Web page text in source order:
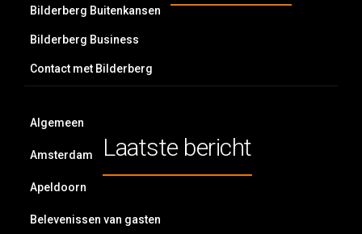
Bilderberg Buitenkansen
Bilderberg Business
Contact met Bilderberg
Algemeen
Amsterdam
Apeldoorn
Belevenissen van gasten
Laatste bericht